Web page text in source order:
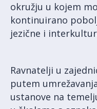
okružju u kojem
kontinuirano
jezične i
Ravnatelji u
putem
ustanove na